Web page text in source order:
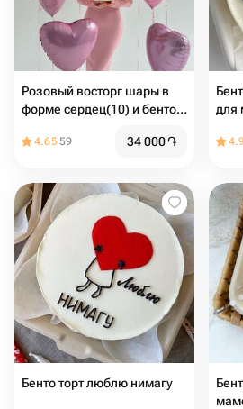
Розовый восторг шары в
форме сердец(10) и бенто
4.6559 34 000֏
для
Бенто торт люблю нимагу